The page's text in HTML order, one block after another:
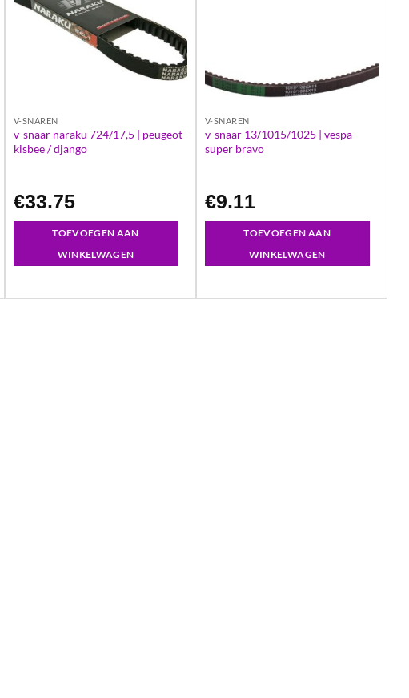
V-SNAREN
v-snaar naraku 724/17,5 | peugeot
kisbee / django
€33.75
TOEVOEGEN AAN
WINKELWAGEN
V-SNAREN
v-snaar 13/1015/1025 | vespa
super bravo
€9.11
TOEVOEGEN AAN
WINKELWAGEN